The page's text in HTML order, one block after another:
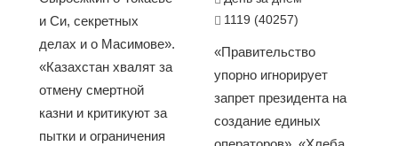
и Си, секретных
делах и о Масимове».
«Казахстан хвалят за
отмену смертной
казни и критикуют за
пытки и ограничения
1119 (40257)
«Правительство
упорно игнорирует
запрет президента на
создание единых